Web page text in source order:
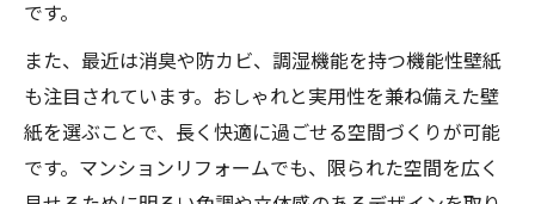
です。
また、最近は消臭や防カビ、調湿機能を持つ機能性壁紙
も注目されています。おしゃれと実用性を兼ね備えた壁
紙を選ぶことで、長く快適に過ごせる空間づくりが可能
です。マンションリフォームでも、限られた空間を広く